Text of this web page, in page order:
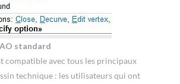
standard
compatible avec tous les principaux
technique : les utilisateurs qui ont